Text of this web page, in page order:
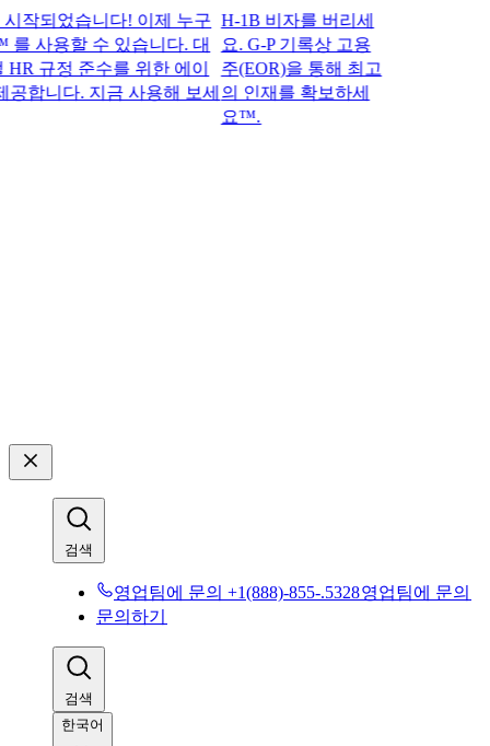
되었습니다! 이제 누구
용할 수 있습니다. 대
규정 준수를 위한 에이
니다. 지금 사용해 보세
H-1B 비자를 버리세
요. G-P 기록상 고용
주(EOR)을 통해 최고
의 인재를 확보하세
요™.​​
검색​​
영업팀에 문의 +1(888)-855-.5328​​영업팀에 문의​​
문의하기​​
검색​​
한국어